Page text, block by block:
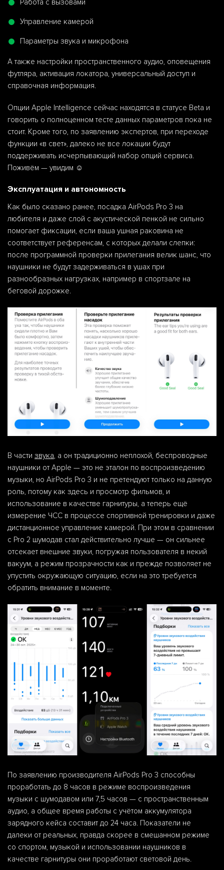
Работа с вызовами
Управление камерой
Параметры звука и микрофона
А также настройки пространственного аудио, оповещения
футляра, активация локатора, универсальный доступ и
справочная информация.
Опции Apple Intelligence сейчас находятся в статусе Beta и
говорить о полноценном тесте данных параметров пока не
стоит. Кроме того, по заявлению экспертов, при переходе
функции «в свет», далеко не все локации будут
поддерживать исчерпывающий набор опций сервиса.
Поживём — увидим ☺️
Эксплуатация и автономность
Как было сказано ранее, посадка AirPods Pro 3 на
любителя и даже слой с акустической пенкой не сильно
помогает фиксации, если ваша ушная раковина не
соответствует референсам, с которых делали слепки:
после программной проверки прилегания велик шанс, что
наушники не будут задерживаться в ушах при
разнообразных нагрузках, например в спортзале на
беговой дорожке.
В части звука, а он традиционно неплохой, беспроводные
наушники от Apple — это не эталон по воспроизведению
музыки, но AirPods Pro 3 и не претендуют только на данную
роль, потому как здесь и просмотр фильмов, и
использование в качестве гарнитуры, а теперь ещё
измерение ЧСС в процессе спортивной тренировки и даже
дистанционное управление камерой. При этом в сравнении
с Pro 2 шумодав стал действительно лучше — он сильнее
отсекает внешние звуки, погружая пользователя в некий
вакуум, а режим прозрачности как и прежде позволяет не
упустить окружающую ситуацию, если на это требуется
обратить внимание в моменте.
По заявлению производителя AirPods Pro 3 способны
проработать до 8 часов в режиме воспроизведения
музыки с шумодавом или 7,5 часов — с пространственным
аудио, а общее время работы с учётом аккумулятора
зарядного кейса составит до 24 часа. Показатели не
далеки от реальных, правда скорее в смешанном режиме
со спортом, музыкой и использовании наушников в
качестве гарнитуры они проработают световой день.